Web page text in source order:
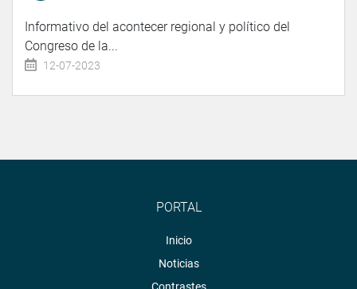
Informativo del acontecer regional y político del
Congreso de la...
12-07-2023
PORTAL
Inicio
Noticias